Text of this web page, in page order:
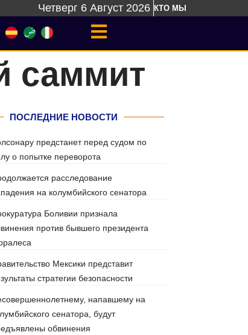
Четверг 6 Август 2026 КТО МЫ
саммит
ПОСЛЕДНИЕ НОВОСТИ
предстанет перед судом по
о попытке переворота
расследование
на колумбийского сенатора
Боливии признала
против бывшего президента
Мексики представит
стратегии безопасности
напавшему на
сенатора, будут
обвинения